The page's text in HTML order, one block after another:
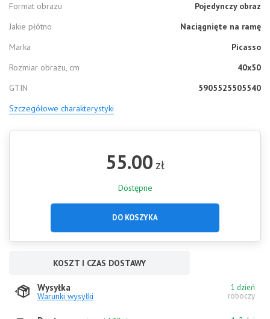
Format obrazu
Pojedynczy obraz
Jakie płótno
Naciągnięte na ramę
Marka
Picasso
Rozmiar obrazu, cm
40x50
GTIN
5905525505540
Szczegółowe charakterystyki
55.00 zł
Dostępne
DO KOSZYKA
KOSZT I CZAS DOSTAWY
Wysyłka
Warunki wysyłki
1 dzień
roboczy